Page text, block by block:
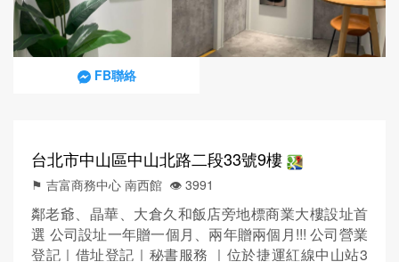
FB聯絡
台北市中山區中山北路二段33號9樓
⚑ 吉富商務中心 南西館 👁️‍ 3991
鄰老爺、晶華、大倉久和飯店旁地標商業大樓設址首
選 公司設址一年贈一個月、兩年贈兩個月!!! 公司營業
登記｜借址登記｜秘書服務 ｜位於捷運紅線中山站3